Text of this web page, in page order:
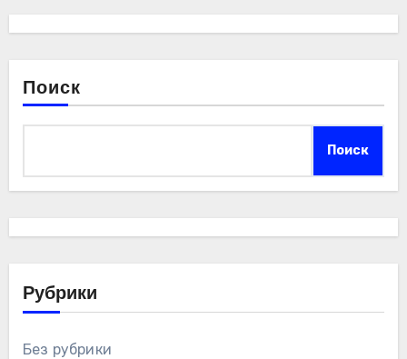
Поиск
Поиск
Рубрики
Без рубрики